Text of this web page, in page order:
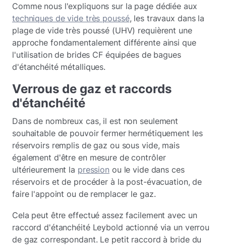
Comme nous l'expliquons sur la page dédiée aux
techniques de vide très poussé, les travaux dans la
plage de vide très poussé (UHV) requièrent une
approche fondamentalement différente ainsi que
l'utilisation de brides CF équipées de bagues
d'étanchéité métalliques.
Verrous de gaz et raccords
d'étanchéité
Dans de nombreux cas, il est non seulement
souhaitable de pouvoir fermer hermétiquement les
réservoirs remplis de gaz ou sous vide, mais
également d'être en mesure de contrôler
ultérieurement la pression ou le vide dans ces
réservoirs et de procéder à la post-évacuation, de
faire l'appoint ou de remplacer le gaz.
Cela peut être effectué assez facilement avec un
raccord d'étanchéité Leybold actionné via un verrou
de gaz correspondant. Le petit raccord à bride du